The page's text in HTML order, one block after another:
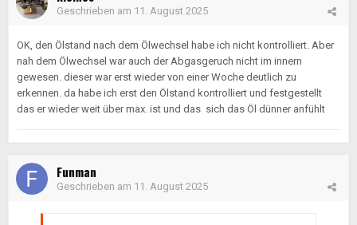
Geschrieben am 11. August 2025
OK, den Ölstand nach dem Ölwechsel habe ich nicht kontrolliert. Aber
nah dem Ölwechsel war auch der Abgasgeruch nicht im innern
gewesen. dieser war erst wieder von einer Woche deutlich zu
erkennen. da habe ich erst den Ölstand kontrolliert und festgestellt
das er wieder weit über max. ist und das sich das Öl dünner anfühlt
Funman
Geschrieben am 11. August 2025